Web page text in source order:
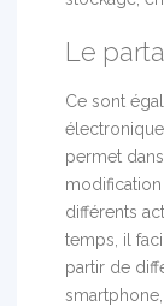
Le
Ce sont
permet
différents
temps, il
partir de
smartphone,